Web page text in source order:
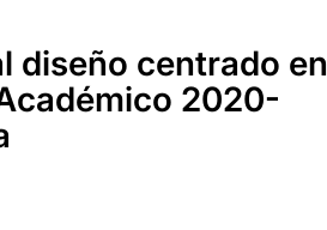
diseño centrado en
2020-